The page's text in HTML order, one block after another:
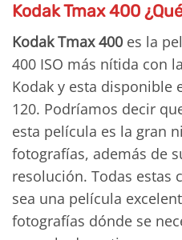
Kodak Tmax 400
Kodak Tmax 400 es la
400 ISO más nítida con
Kodak y esta disponible
120. Podríamos decir
esta película es la gran
fotografías, además de
resolución. Todas estas
sea una película
fotografías dónde se